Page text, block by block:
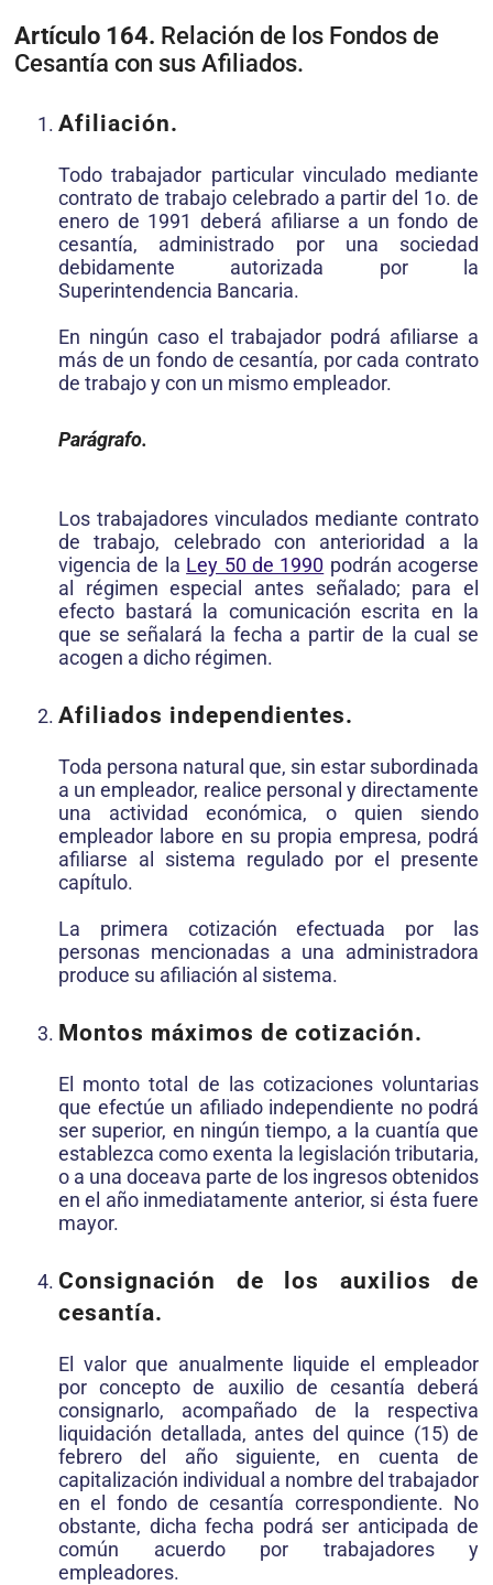
Artículo 164. Relación de los Fondos de
Cesantía con sus Afiliados.
Afiliación.
Todo trabajador particular vinculado mediante
contrato de trabajo celebrado a partir del 1o. de
enero de 1991 deberá afiliarse a un fondo de
cesantía, administrado por una sociedad
debidamente autorizada por la
Superintendencia Bancaria.
En ningún caso el trabajador podrá afiliarse a
más de un fondo de cesantía, por cada contrato
de trabajo y con un mismo empleador.
Parágrafo.
Los trabajadores vinculados mediante contrato
de trabajo, celebrado con anterioridad a la
vigencia de la Ley 50 de 1990 podrán acogerse
al régimen especial antes señalado; para el
efecto bastará la comunicación escrita en la
que se señalará la fecha a partir de la cual se
acogen a dicho régimen.
Afiliados independientes.
Toda persona natural que, sin estar subordinada
a un empleador, realice personal y directamente
una actividad económica, o quien siendo
empleador labore en su propia empresa, podrá
afiliarse al sistema regulado por el presente
capítulo.
La primera cotización efectuada por las
personas mencionadas a una administradora
produce su afiliación al sistema.
Montos máximos de cotización.
El monto total de las cotizaciones voluntarias
que efectúe un afiliado independiente no podrá
ser superior, en ningún tiempo, a la cuantía que
establezca como exenta la legislación tributaria,
o a una doceava parte de los ingresos obtenidos
en el año inmediatamente anterior, si ésta fuere
mayor.
Consignación de los auxilios de
cesantía.
El valor que anualmente liquide el empleador
por concepto de auxilio de cesantía deberá
consignarlo, acompañado de la respectiva
liquidación detallada, antes del quince (15) de
febrero del año siguiente, en cuenta de
capitalización individual a nombre del trabajador
en el fondo de cesantía correspondiente. No
obstante, dicha fecha podrá ser anticipada de
común acuerdo por trabajadores y
empleadores.